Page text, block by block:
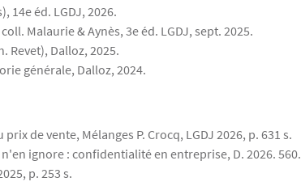
14e éd. LGDJ, 2026.
Malaurie & Aynès, 3e éd. LGDJ, sept. 2025.
Revet), Dalloz, 2025.
générale, Dalloz, 2024.
de vente, Mélanges P. Crocq, LGDJ 2026, p. 631 s.
ignore : confidentialité en entreprise, D. 2026. 560.
p. 253 s.